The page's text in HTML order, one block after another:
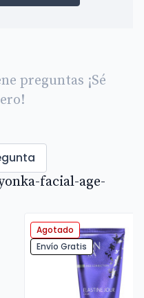
preguntas ¡Sé
facial-age-
Agotado
Envío Gratis